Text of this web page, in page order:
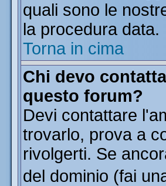
quali sono le
la procedura data.
Torna in cima
Chi devo
questo forum?
Devi contattare
trovarlo, prova a
rivolgerti. Se
del dominio (fai